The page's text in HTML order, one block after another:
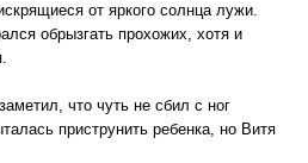
от яркого солнца лужи.
обрызгать прохожих, хотя и
что чуть не сбил с ног
приструнить ребенка, но Витя